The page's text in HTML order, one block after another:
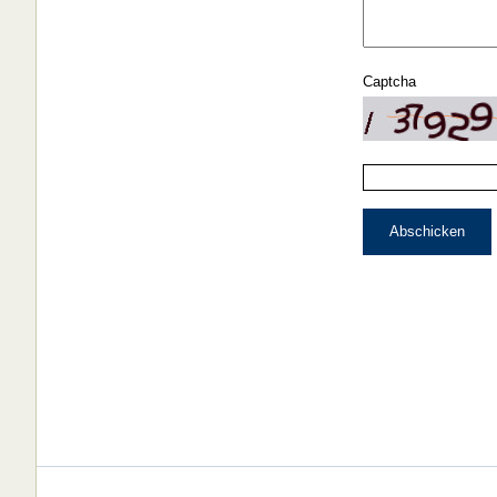
Captcha
Abschicken